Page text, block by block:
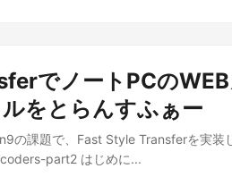
でノートPCのWEB
をとらんすふぁー
課題で、Fast Style Transferを実装し
part2 はじめに...